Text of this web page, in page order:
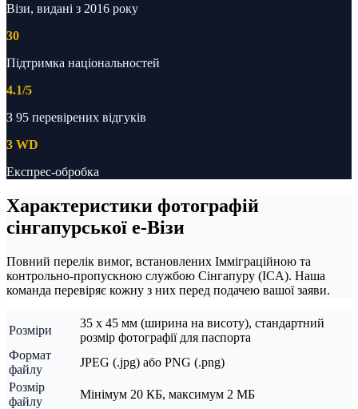
Візи, видані з 2016 року
30
Підтримка національностей
4.1/5
З 95 перевірених відгуків
3 WD
Експрес-обробка
Характеристики фотографій
сінгапурської е-Візи
Повний перелік вимог, встановлених Імміграційною та
контрольно-пропускною службою Сінгапуру (ICA). Наша
команда перевіряє кожну з них перед подачею вашої заяви.
Розміри
35 x 45 мм (ширина на висоту), стандартний
розмір фотографії для паспорта
Формат
файлу
JPEG (.jpg) або PNG (.png)
Розмір
файлу
Мінімум 20 КБ, максимум 2 МБ